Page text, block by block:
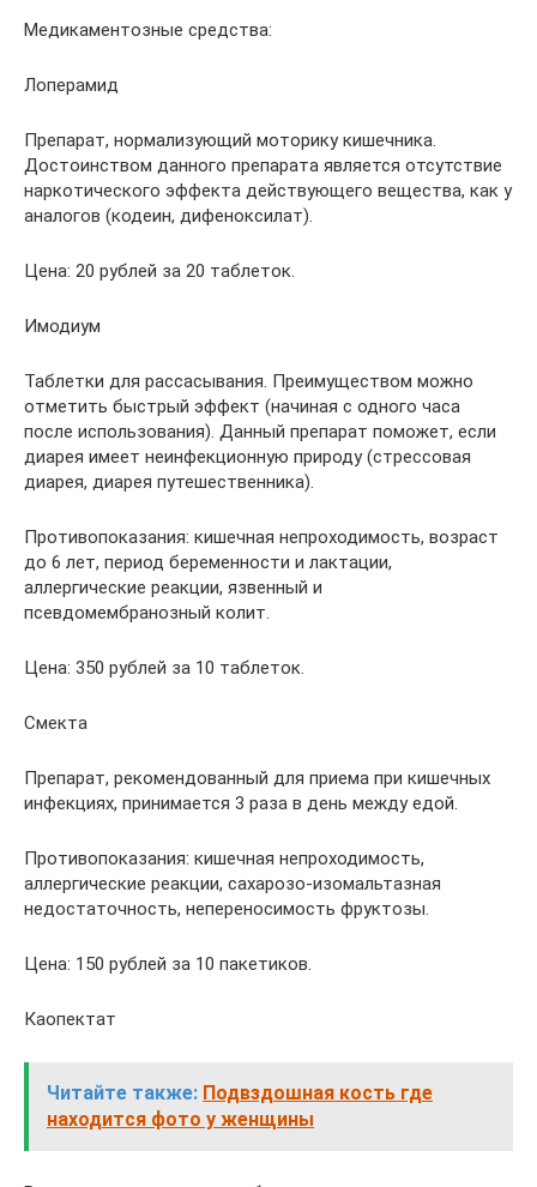
Медикаментозные средства:
Лоперамид
Препарат, нормализующий моторику кишечника.
Достоинством данного препарата является отсутствие
наркотического эффекта действующего вещества, как у
аналогов (кодеин, дифеноксилат).
Цена: 20 рублей за 20 таблеток.
Имодиум
Таблетки для рассасывания. Преимуществом можно
отметить быстрый эффект (начиная с одного часа
после использования). Данный препарат поможет, если
диарея имеет неинфекционную природу (стрессовая
диарея, диарея путешественника).
Противопоказания: кишечная непроходимость, возраст
до 6 лет, период беременности и лактации,
аллергические реакции, язвенный и
псевдомембранозный колит.
Цена: 350 рублей за 10 таблеток.
Смекта
Препарат, рекомендованный для приема при кишечных
инфекциях, принимается 3 раза в день между едой.
Противопоказания: кишечная непроходимость,
аллергические реакции, сахарозо-изомальтазная
недостаточность, непереносимость фруктозы.
Цена: 150 рублей за 10 пакетиков.
Каопектат
Читайте также: Подвздошная кость где
находится фото у женщины